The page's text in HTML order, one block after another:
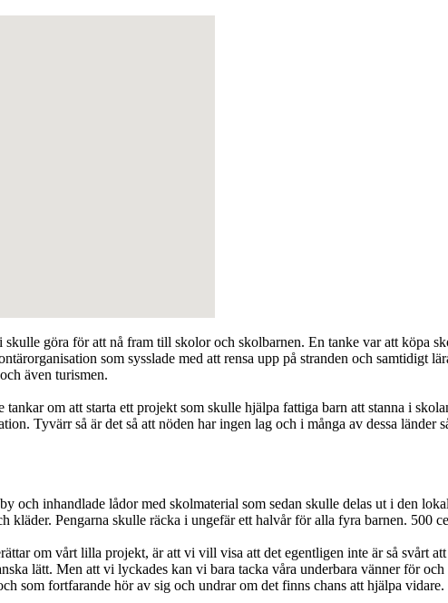
göra för att nå fram till skolor och skolbarnen. En tanke var att köpa
som sysslade med att rensa upp på stranden och samtidigt
även turismen.
tankar om att starta ett projekt som skulle hjälpa fattiga barn att stanna i
Tyvärr så är det så att nöden har ingen lag och i många av dessa
och inhandlade lådor med skolmaterial som sedan skulle delas ut i den
kläder. Pengarna skulle räcka i ungefär ett halvår för alla fyra barnen.
om vårt lilla projekt, är att vi vill visa att det egentligen inte är så svårt
lätt. Men att vi lyckades kan vi bara tacka våra underbara vänner för
som fortfarande hör av sig och undrar om det finns chans att hjälpa vidare.